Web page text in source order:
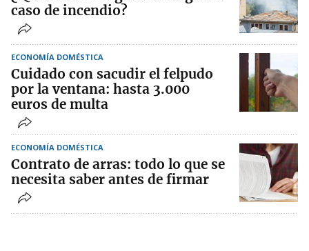
caso de incendio?
ECONOMÍA DOMÉSTICA
Cuidado con sacudir el felpudo
por la ventana: hasta 3.000
euros de multa
ECONOMÍA DOMÉSTICA
Contrato de arras: todo lo que se
necesita saber antes de firmar